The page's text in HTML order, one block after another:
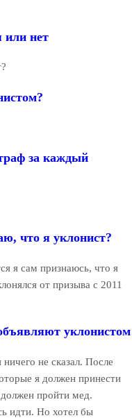
или нет
за каждый
что я уклонист?
я сам признаюсь, что я
от призыва с 2011
уклонистом
не сказал. После
я должен принести
пройти мед.
идти. Но хотел бы